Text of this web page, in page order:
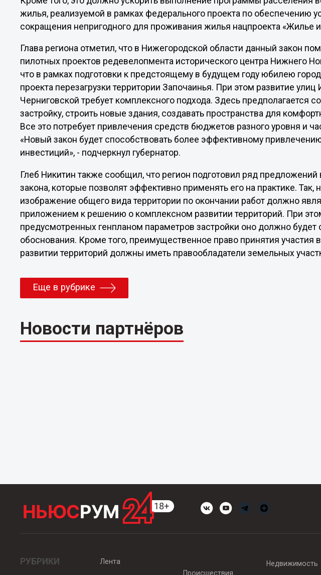
жилья, реализуемой в рамках федерального проекта по обеспечению
сокращения непригодного для проживания жилья нацпроекта «Жилье и
Глава региона отметил, что в Нижегородской области данный закон
пилотных проектов редевелопмента исторического центра Нижнего
что в рамках подготовки к предстоящему в будущем году юбилею
проекта перезагрузки территории Започаинья. При этом развитие улиц
Черниговской требует комплексного подхода. Здесь предполагается
застройку, строить новые здания, создавать пространства для
Все это потребует привлечения средств бюджетов разного уровня и
«Новый закон будет способствовать более эффективному
инвестиций», - подчеркнул губернатор.
Глеб Никитин также сообщил, что регион подготовил ряд предложений
закона, которые позволят эффективно применять его на практике. Так,
изображение общего вида территории по окончании работ должно
приложением к решению о комплексном развитии территорий. При
предусмотренных генпланом параметров застройки оно должно будет
обоснования. Кроме того, преимущественное право принятия участия
развитии территорий должны иметь правообладатели земельных
Еще в рубрике
Новости партнёров
РУБРИКИ
Лента
Происшествия
Недвижимость